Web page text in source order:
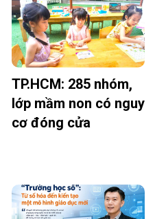
TP.HCM: 285 nhóm,
lớp mầm non có nguy
cơ đóng cửa